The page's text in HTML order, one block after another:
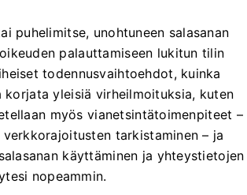
puhelimitse, unohtuneen salasanan
palauttamiseen lukitun tilin
todennusvaihtoehdot, kuinka
yleisiä virheilmoituksia, kuten
myös vianetsintätoimenpiteet –
tarkistaminen – ja
käyttäminen ja yhteystietojen
nopeammin.